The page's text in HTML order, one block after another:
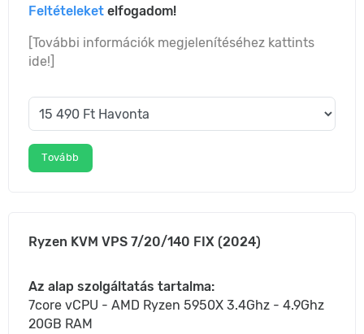
Feltételeket elfogadom!
[További információk megjelenítéséhez kattints
ide!]
Tovább
Ryzen KVM VPS 7/20/140 FIX (2024)
Az alap szolgáltatás tartalma:
7core vCPU - AMD Ryzen 5950X 3.4Ghz - 4.9Ghz
20GB RAM